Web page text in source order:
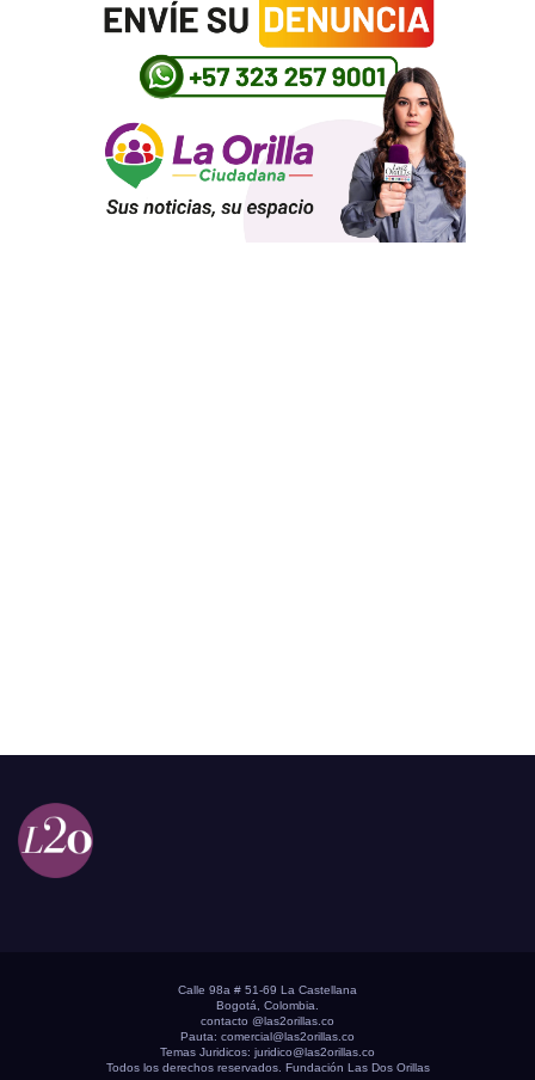
Calle 98a # 51-69 La Castellana
Bogotá, Colombia.
contacto @las2orillas.co
Pauta: comercial@las2orillas.co
Temas Juridicos: juridico@las2orillas.co
Todos los derechos reservados. Fundación Las Dos Orillas